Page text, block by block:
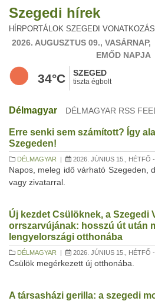
Szegedi hírek
HÍRPORTÁLOK SZEGEDI
2026. AUGUSZTUS 09., VASÁRNAP,
EMŐD NAPJA
34°C SZEGED
tiszta égbolt
Délmagyar DÉLMAGYAR RSS
Erre senki sem számított? Így
Szegeden!
DÉLMAGYAR | 2026. JÚNIUS 15., HÉTFŐ
Napos, meleg idő várható Szegeden,
vagy zivatarral.
Új kezdet Csülöknek, a Szegedi
orrszarvújának: hosszú út után
lengyelországi otthonába
DÉLMAGYAR | 2026. JÚNIUS 15., HÉTFŐ
Csülök megérkezett új otthonába.
A társasházi gerilla: a szegedi